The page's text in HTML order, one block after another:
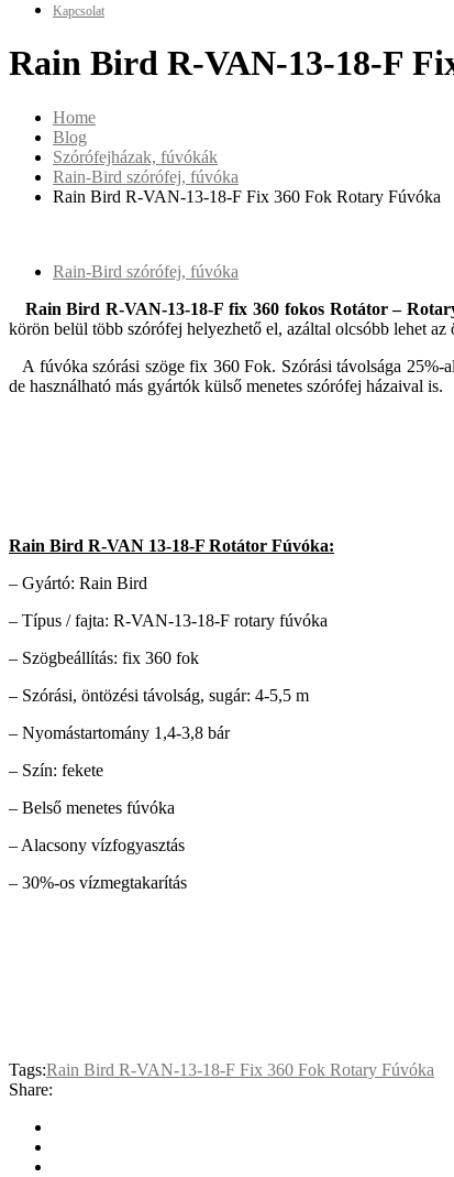
Kapcsolat
Rain Bird R-VAN-13-18-F
Home
Blog
Szórófejházak, fúvókák
Rain-Bird szórófej, fúvóka
Rain Bird R-VAN-13-18-F Fix 360 Fok Rotary Fúvóka
Rain-Bird szórófej, fúvóka
Rain Bird R-VAN-13-18-F fix 360 fokos Rotátor –
körön belül több szórófej helyezhető el, azáltal olcsóbb lehet az
A fúvóka szórási szöge fix 360 Fok. Szórási távolsága 25%-
de használható más gyártók külső menetes szórófej házaival is.
Rain Bird R-VAN 13-18-F Rotátor Fúvóka:
– Gyártó: Rain Bird
– Típus / fajta: R-VAN-13-18-F rotary fúvóka
– Szögbeállítás: fix 360 fok
– Szórási, öntözési távolság, sugár: 4-5,5 m
– Nyomástartomány 1,4-3,8 bár
– Szín: fekete
– Belső menetes fúvóka
– Alacsony vízfogyasztás
– 30%-os vízmegtakarítás
Tags:Rain Bird R-VAN-13-18-F Fix 360 Fok Rotary Fúvóka
Share: